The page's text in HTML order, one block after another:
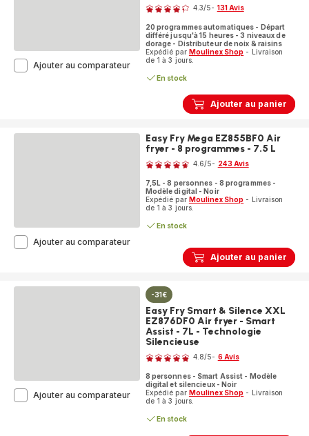
programmes
Recettes
illimitées
-
Connecté
Ajouter au panier
4.3/5- 131 Avis
20 programmes automatiques - Départ
différé jusqu'à 15 heures - 3 niveaux de
dorage - Distributeur de noix & raisins
Expédié par Moulinex Shop - Livraison
de 1 à 3 jours.
En stock
Ajouter au comparateurPain
pain
programmes
Distributeur
&
raisins
Ajouter au panier
Easy Fry Mega EZ855BF0 Air
fryer - 8 programmes - 7.5 L
Note
4.6/5- 243 Avis
7,5L - 8 personnes - 8 programmes -
Modèle digital - Noir
Expédié par Moulinex Shop - Livraison
de 1 à 3 jours.
En stock
Ajouter au comparateurEasy
Air
fryer
programmes
-31€
Easy Fry Smart & Silence XXL
EZ876DF0 Air fryer - Smart
Assist - 7L - Technologie
Silencieuse
Note
4.8/5- 6 Avis
8 personnes - Smart Assist - Modèle
digital et silencieux - Noir
Expédié par Moulinex Shop - Livraison
de 1 à 3 jours.
En stock
Ajouter au comparateurEasy
Smart